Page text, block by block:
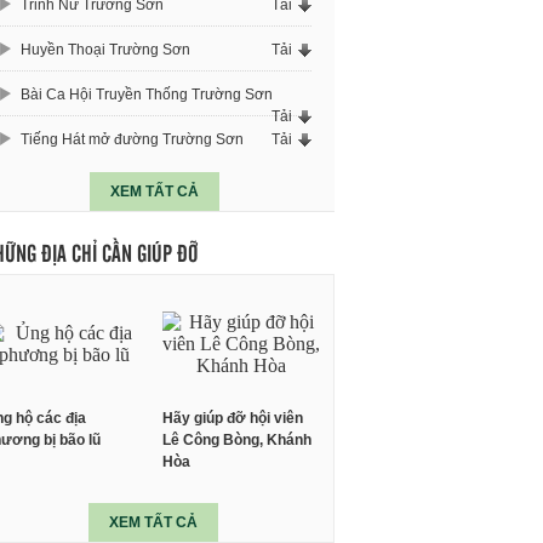
Trinh Nữ Trường Sơn Tải
Huyền Thoại Trường Sơn Tải
Bài Ca Hội Truyền Thống Trường Sơn
Tải
Tiếng Hát mở đường Trường Sơn
Tải
XEM TẤT CẢ
ĐỊA CHỈ CẦN GIÚP ĐỠ
hộ các địa
bị bão lũ
Hãy giúp đỡ hội viên
Lê Công Bòng, Khánh
Hòa
XEM TẤT CẢ